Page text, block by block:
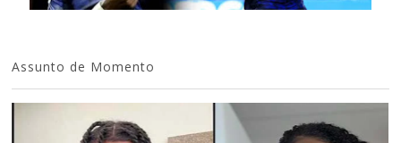
Assunto de Momento